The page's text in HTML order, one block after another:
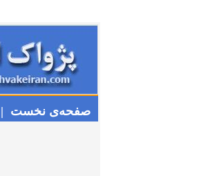
صفحه‌ی نخست |